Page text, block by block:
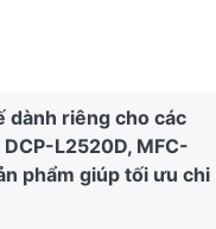
dành riêng cho các
L2520D, MFC-
phẩm giúp tối ưu chi